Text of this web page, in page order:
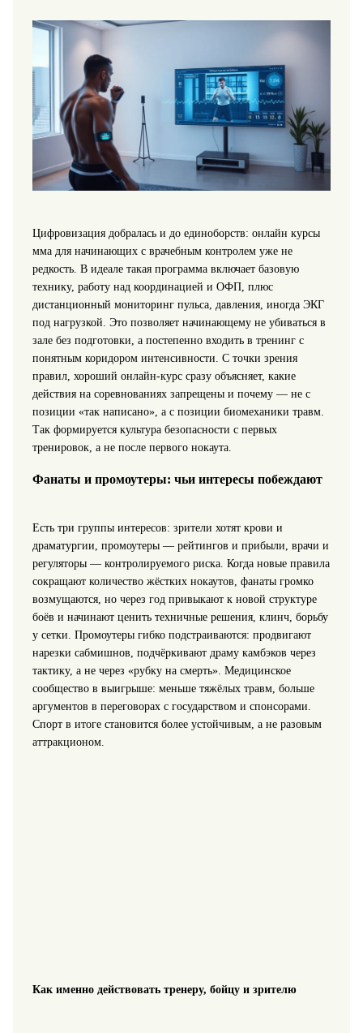
Цифровизация добралась и до единоборств: онлайн курсы
мма для начинающих с врачебным контролем уже не
редкость. В идеале такая программа включает базовую
технику, работу над координацией и ОФП, плюс
дистанционный мониторинг пульса, давления, иногда ЭКГ
под нагрузкой. Это позволяет начинающему не убиваться в
зале без подготовки, а постепенно входить в тренинг с
понятным коридором интенсивности. С точки зрения
правил, хороший онлайн-курс сразу объясняет, какие
действия на соревнованиях запрещены и почему — не с
позиции «так написано», а с позиции биомеханики травм.
Так формируется культура безопасности с первых
тренировок, а не после первого нокаута.
Фанаты и промоутеры: чьи интересы побеждают
Есть три группы интересов: зрители хотят крови и
драматургии, промоутеры — рейтингов и прибыли, врачи и
регуляторы — контролируемого риска. Когда новые правила
сокращают количество жёстких нокаутов, фанаты громко
возмущаются, но через год привыкают к новой структуре
боёв и начинают ценить техничные решения, клинч, борьбу
у сетки. Промоутеры гибко подстраиваются: продвигают
нарезки сабмишнов, подчёркивают драму камбэков через
тактику, а не через «рубку на смерть». Медицинское
сообщество в выигрыше: меньше тяжёлых травм, больше
аргументов в переговорах с государством и спонсорами.
Спорт в итоге становится более устойчивым, а не разовым
аттракционом.
Как именно действовать тренеру, бойцу и зрителю